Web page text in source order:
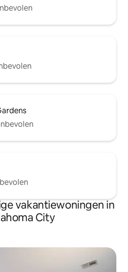
vakantiewoningen in
City